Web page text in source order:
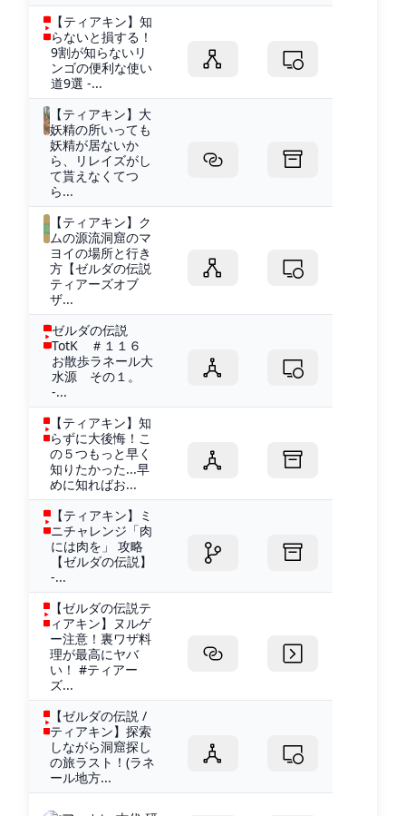
【ティアキン】知
らないと損する！
9割が知らないリ
ンゴの便利な使い
道9選 -...
【ティアキン】大
妖精の所いっても
妖精が居ないか
ら、リレイズがし
て貰えなくてつ
ら...
【ティアキン】ク
ムの源流洞窟のマ
ヨイの場所と行き
方【ゼルダの伝説
ティアーズオブ
ザ...
ゼルダの伝説
TotK ＃１１６
お散歩ラネール大
水源 その１。
-...
【ティアキン】知
らずに大後悔！こ
の５つもっと早く
知りたかった...早
めに知ればお...
【ティアキン】ミ
ニチャレンジ「肉
には肉を」 攻略
【ゼルダの伝説】
-...
【ゼルダの伝説テ
ィアキン】ヌルゲ
ー注意！裏ワザ料
理が最高にヤバ
い！ #ティアー
ズ...
【ゼルダの伝説 /
ティアキン】探索
しながら洞窟探し
の旅ラスト！(ラネ
ール地方...